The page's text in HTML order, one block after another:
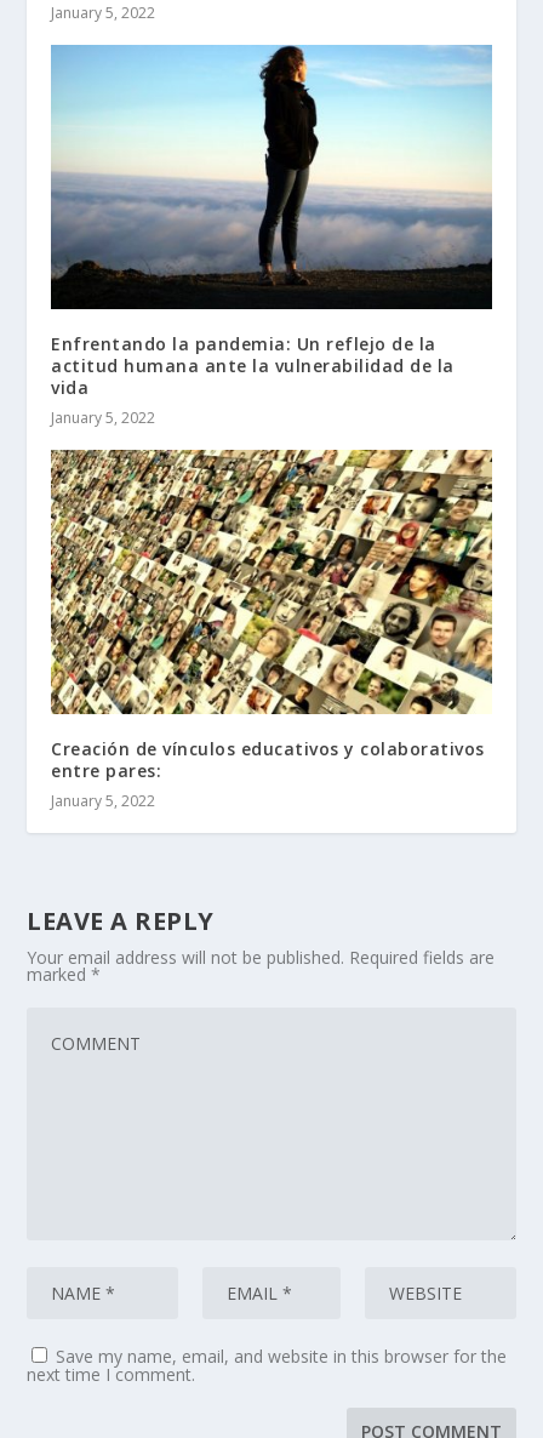
January 5, 2022
Enfrentando la pandemia: Un reflejo de la
actitud humana ante la vulnerabilidad de la
vida
January 5, 2022
Creación de vínculos educativos y colaborativos
entre pares:
January 5, 2022
LEAVE A REPLY
Your email address will not be published. Required fields are
marked*
Save my name, email, and website in this browser for the
next time I comment.